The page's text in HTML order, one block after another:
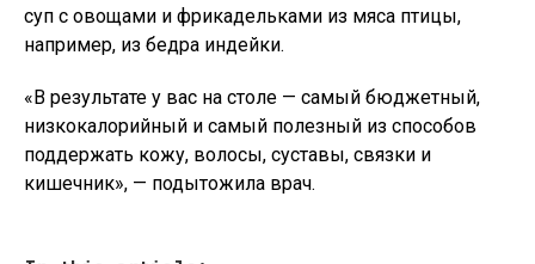
суп с овощами и фрикадельками из мяса птицы,
например, из бедра индейки.
«В результате у вас на столе — самый бюджетный,
низкокалорийный и самый полезный из способов
поддержать кожу, волосы, суставы, связки и
кишечник», — подытожила врач.